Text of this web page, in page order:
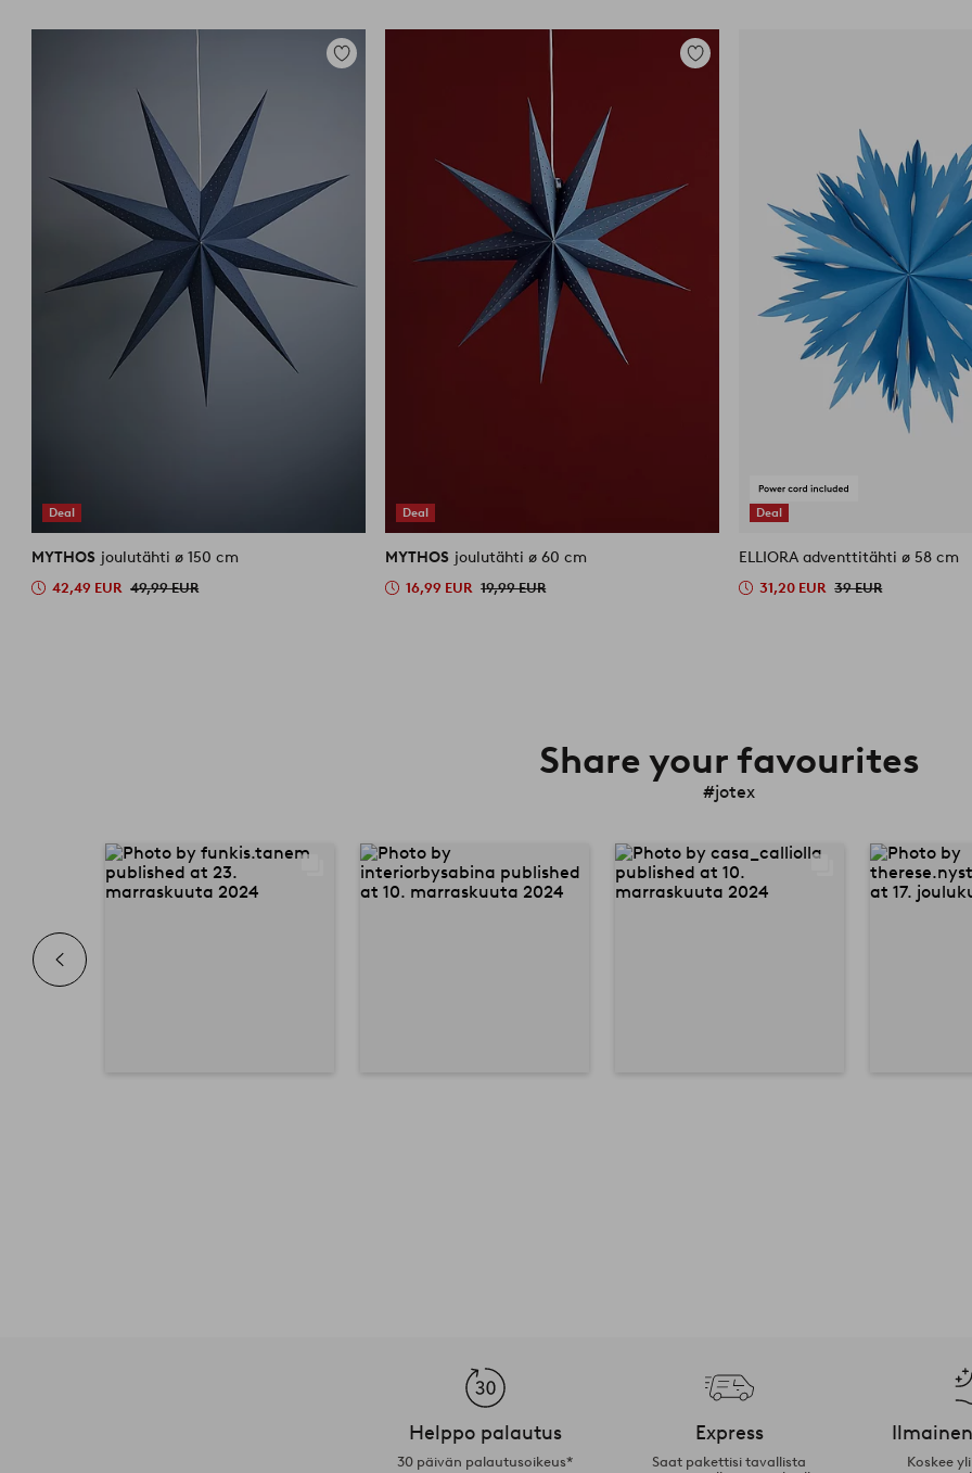
Deal
Lisää
MYTHOS joulutähti ø 150 cm
42,49 EUR 49,99 EUR
Deal
Lisää
MYTHOS joulutähti ø 60 cm
16,99 EUR 19,99 EUR
Deal
ELLIORA adventtitähti ø 58 cm
31,20 EUR 39 EUR
Share your favourites
#jotex
Helppo palautus
30 päivän palautusoikeus*
Express
Saat pakettisi tavallista
Koskee